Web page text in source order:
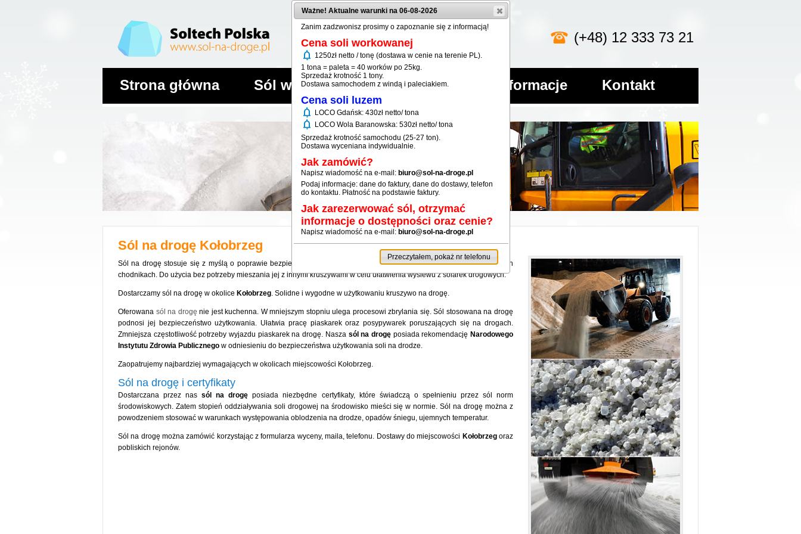
(+48) 12 333 73 21
Strona główna Sól workowana Sól luzem Informacje Kontakt
Sól na drogę Kołobrzeg
Sól na drogę stosuje się z myślą o poprawie bezpieczeństwa jazdy dla kierowców oraz przechodniów na oblodzonych
chodnikach. Do użycia bez potrzeby mieszania jej z innymi kruszywami w celu ułatwienia wysiewu z solarek drogowych.
Dostarczamy sól na drogę w okolice Kołobrzeg. Solidne i wygodne w użytkowaniu kruszywo na drogę.
Oferowana sól na drogę nie jest kuchenna. W mniejszym stopniu ulega procesowi zbrylania się. Sól stosowana na drogę
podnosi jej bezpieczeństwo użytkowania. Ułatwia pracę piaskarek oraz posypywarek poruszających się na drogach.
Zmniejsza częstotliwość potrzeby wyjazdu piaskarek na drogę. Nasza sól na drogęposiada rekomendację Narodowego
Instytutu Zdrowia Publicznego w odniesieniu do bezpieczeństwa użytkowania soli na drodze.
Zaopatrujemy najbardziej wymagających w okolicach miejscowości Kołobrzeg.
Sól na drogę i certyfikaty
Dostarczana przez nassól na drogę posiada niezbędne certyfikaty, które świadczą o spełnieniu przez sól norm
środowiskowych. Zatem stopień oddziaływania soli drogowej na środowisko mieści się w normie. Sól na drogę można z
powodzeniem stosować w warunkach występowania oblodzenia na drodze, opadów śniegu, ujemnych temperatur.
Sól na drogę można zamówić korzystając z formularza wyceny, maila, telefonu. Dostawy do miejscowości Kołobrzegoraz
pobliskich rejonów.
Ważne! Aktualne warunki na 06-08-2026
Zanim zadzwonisz prosimy o zapoznanie się z informacją!
Cena soli workowanej
notifications 1250zł netto / tonę (dostawa w cenie na terenie PL).
1 tona = paleta = 40 worków po 25kg.
Sprzedaż krotność 1 tony.
Dostawa samochodem z windą i paleciakiem.
Cena soli luzem
notifications LOCO Gdańsk: 430zł netto/ tona
notifications LOCO Wola Baranowska: 530zł netto/ tona
Sprzedaż krotność samochodu (25-27 ton).
Dostawa wyceniana indywidualnie.
Jak zamówić?
Napisz wiadomość na e-mail: biuro@sol-na-droge.pl
Podaj informacje: dane do faktury, dane do dostawy, telefon
do kontaktu. Płatność na podstawie faktury.
Jak zarezerwować sól, otrzymać
informacje o dostępności oraz cenie?
Napisz wiadomość na e-mail: biuro@sol-na-droge.pl
Przeczytałem, pokaż nr telefonu